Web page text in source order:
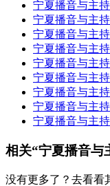
宁夏播音与主
宁夏播音与主
宁夏播音与主
宁夏播音与主
宁夏播音与主
宁夏播音与主
宁夏播音与主
宁夏播音与主
宁夏播音与主
相关“宁夏播音与
没有更多了？去看看